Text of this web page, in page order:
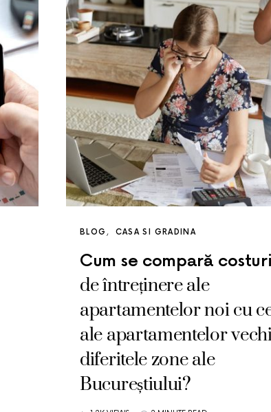
BLOG CASA SI GRADINA
Cum se compară
de întreținere ale
apartamentelor noi cu
ale apartamentelor
diferitele zone ale
Bucureștiului?